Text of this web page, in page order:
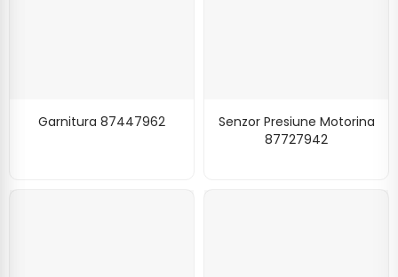
Garnitura 87447962
Senzor Presiune Motorina
87727942